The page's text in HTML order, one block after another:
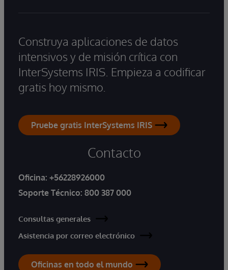
Construya aplicaciones de datos
intensivos y de misión crítica con
InterSystems IRIS. Empieza a codificar
gratis hoy mismo.
Pruebe gratis InterSystems IRIS
Contacto
Oficina: +56228926000
Soporte Técnico: 800 387 000
Consultas generales
Asistencia por correo electrónico
Oficinas en todo el mundo